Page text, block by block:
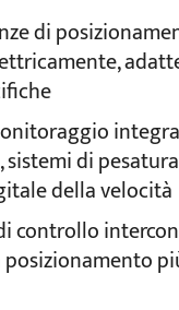
di
di
della velocità
controllo